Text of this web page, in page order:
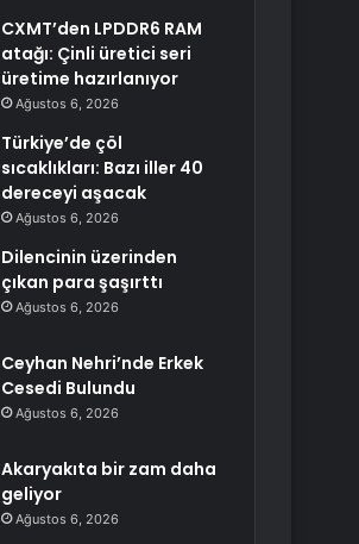
CXMT’den LPDDR6 RAM
atağı: Çinli üretici seri
üretime hazırlanıyor
Ağustos 6, 2026
Türkiye’de çöl
sıcaklıkları: Bazı iller 40
dereceyi aşacak
Ağustos 6, 2026
Dilencinin üzerinden
çıkan para şaşırttı
Ağustos 6, 2026
Ceyhan Nehri’nde Erkek
Cesedi Bulundu
Ağustos 6, 2026
Akaryakıta bir zam daha
geliyor
Ağustos 6, 2026